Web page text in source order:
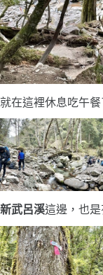
就在這裡休息吃午餐
新武呂溪這邊，也